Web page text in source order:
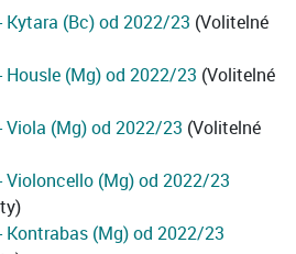
Kytara (Bc) od 2022/23 (Volitelné
Housle (Mg) od 2022/23 (Volitelné
Viola (Mg) od 2022/23 (Volitelné
Violoncello (Mg) od 2022/23
Kontrabas (Mg) od 2022/23